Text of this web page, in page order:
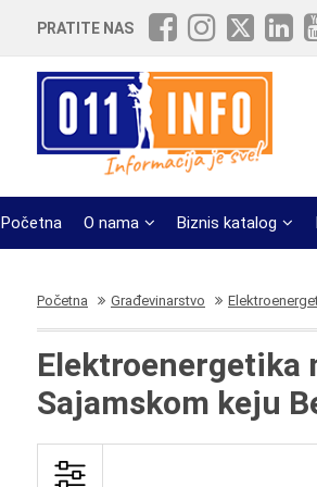
PRATITE NAS
Početna O nama Biznis katalog
Početna Građevinarstvo
Elektroenergetika
Sajamskom keju